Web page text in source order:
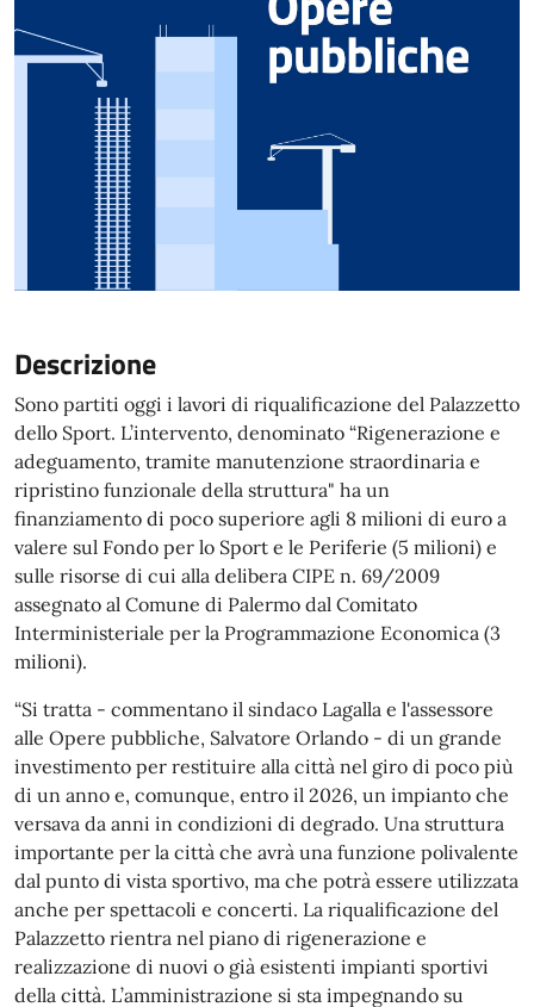
Descrizione
Sono partiti oggi i lavori di riqualificazione del Palazzetto
dello Sport. L’intervento, denominato “Rigenerazione e
adeguamento, tramite manutenzione straordinaria e
ripristino funzionale della struttura" ha un
finanziamento di poco superiore agli 8 milioni di euro a
valere sul Fondo per lo Sport e le Periferie (5 milioni) e
sulle risorse di cui alla delibera CIPE n. 69/2009
assegnato al Comune di Palermo dal Comitato
Interministeriale per la Programmazione Economica (3
milioni).
“Si tratta - commentano il sindaco Lagalla e l'assessore
alle Opere pubbliche, Salvatore Orlando - di un grande
investimento per restituire alla città nel giro di poco più
di un anno e, comunque, entro il 2026, un impianto che
versava da anni in condizioni di degrado. Una struttura
importante per la città che avrà una funzione polivalente
dal punto di vista sportivo, ma che potrà essere utilizzata
anche per spettacoli e concerti. La riqualificazione del
Palazzetto rientra nel piano di rigenerazione e
realizzazione di nuovi o già esistenti impianti sportivi
della città. L’amministrazione si sta impegnando su